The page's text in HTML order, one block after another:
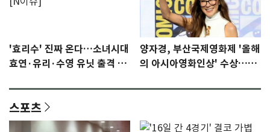
'효리수' 진짜 온다…소녀시대
효연·유리·수영 유닛 출격 [N
양자경, 부산국제영화제 '올해
의 아시아영화인상' 수상…15
스포츠